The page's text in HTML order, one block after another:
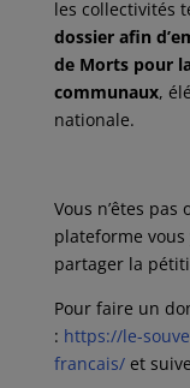
les collectivités
dossier afin
de Morts pour
communaux,
nationale.
Vous n’êtes
plateforme vous
partager la
Pour faire un
: https://le-
francais/et